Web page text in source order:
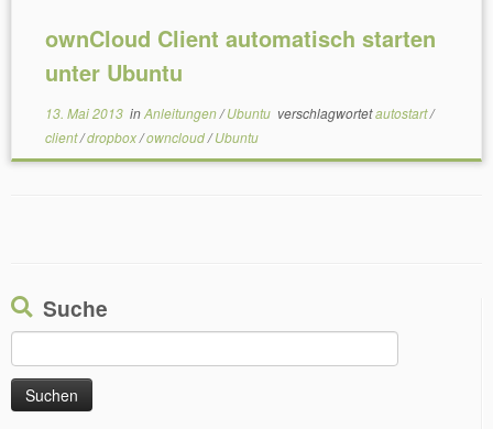
ownCloud Client automatisch starten
unter Ubuntu
13. Mai 2013inAnleitungen/Ubuntu verschlagwortetautostart/
client/dropbox/owncloud/Ubuntu
Suche
nach: